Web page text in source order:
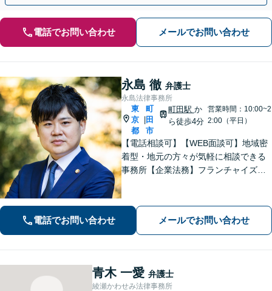
電話でお問い合わせ メールでお問い合わせ
永島 徹 弁護士
永島法律事務所
東
京
都
町
田
市
町田駅 か
ら徒歩4分
営業時間：10:00~2
2:00（平日）
【電話相談可】【WEB面談可】地域密
着型・地元の方々が気軽に相談できる
事務所【企業法務】フランチャイズ・
室】【町田駅4分】
電話でお問い合わせ メールでお問い合わせ
青木 一愛 弁護士
綾瀬かわせみ法律事務所